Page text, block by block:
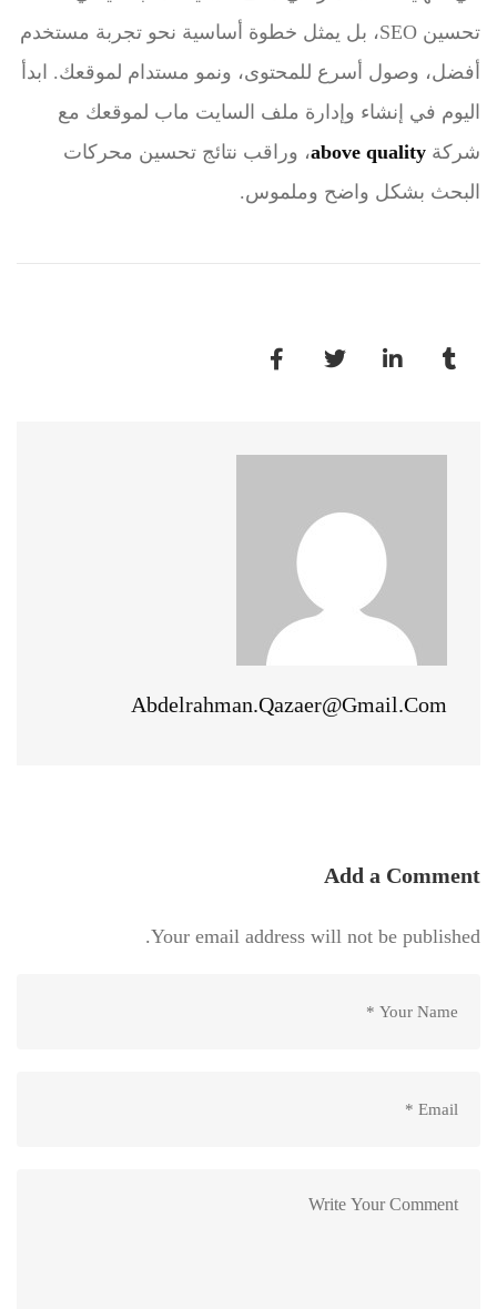
تحسين SEO، بل يمثل خطوة أساسية نحو تجربة مستخدم
أفضل، وصول أسرع للمحتوى، ونمو مستدام لموقعك. ابدأ
اليوم في إنشاء وإدارة ملف السايت ماب لموقعك مع
شركة above quality، وراقب نتائج تحسين محركات
البحث بشكل واضح وملموس.
Abdelrahman.qazaer@gmail.com
Add a Comment
Your email address will not be published.